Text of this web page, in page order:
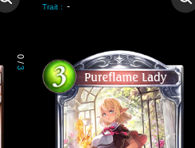
Trait : -
0
/
3